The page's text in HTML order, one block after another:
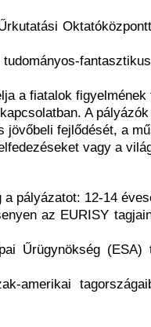
a fiatalok
A
jövőbeli fejlődését, a
vagy a
pályázatot: 12-14
az EURISY
Űrügynökség (ESA)
amerikai